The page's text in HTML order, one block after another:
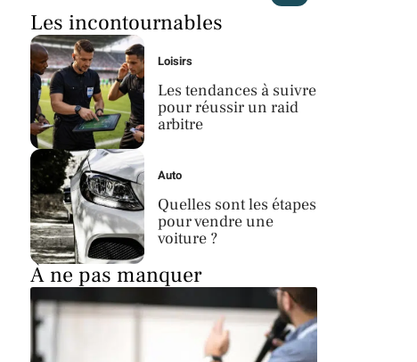
Les incontournables
Loisirs
Les tendances à suivre
pour réussir un raid
arbitre
Auto
Quelles sont les étapes
pour vendre une
voiture ?
À ne pas manquer